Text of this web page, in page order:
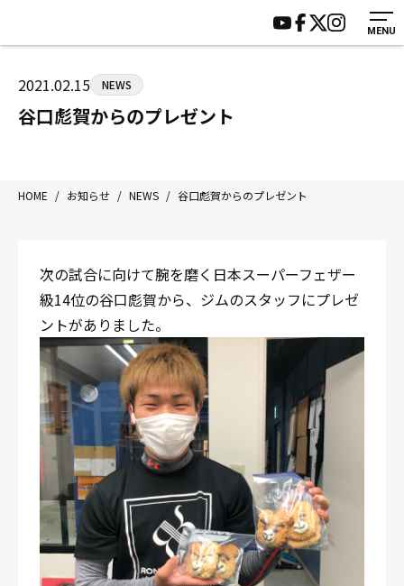
MENU
八王子中屋ボクシングジム
〒192-0072 東京都八王子市南町3-8 第2原嶋ビル1F
Tel/Fax：042-622-7222
営業時間：月〜土 14:00〜22:00 / 日・祝 14:00〜19:00
HOME
ジムについて
トレーニング
入会案内
施設紹介
サポーター募集
2021.02.15 NEWS
谷口彪賀からのプレゼント
HOME / お知らせ / NEWS / 谷口彪賀からのプレゼント
次の試合に向けて腕を磨く日本スーパーフェザー
級14位の谷口彪賀から、ジムのスタッフにプレゼ
ントがありました。